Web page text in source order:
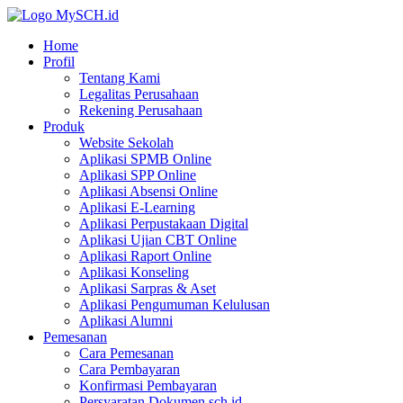
Home
Profil
Tentang Kami
Legalitas Perusahaan
Rekening Perusahaan
Produk
Website Sekolah
Aplikasi SPMB Online
Aplikasi SPP Online
Aplikasi Absensi Online
Aplikasi E-Learning
Aplikasi Perpustakaan Digital
Aplikasi Ujian CBT Online
Aplikasi Raport Online
Aplikasi Konseling
Aplikasi Sarpras & Aset
Aplikasi Pengumuman Kelulusan
Aplikasi Alumni
Pemesanan
Cara Pemesanan
Cara Pembayaran
Konfirmasi Pembayaran